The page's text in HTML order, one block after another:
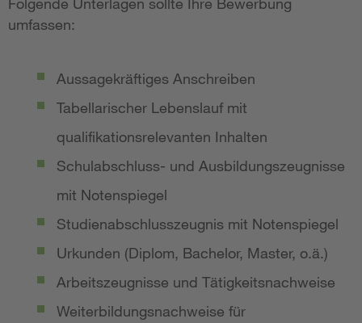
umfassen:
Aussagekräftiges Anschreiben
Tabellarischer Lebenslauf mit
qualifikationsrelevanten Inhalten
Schulabschluss- und Ausbildungszeugnisse
mit Notenspiegel
Studienabschlusszeugnis mit Notenspiegel
Urkunden (Diplom, Bachelor, Master, o.ä.)
Arbeitszeugnisse und Tätigkeitsnachweise
Weiterbildungsnachweise für